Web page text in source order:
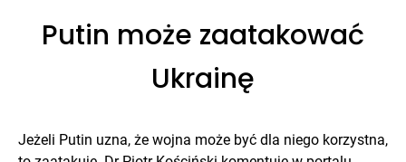
Putin może zaatakować
Ukrainę
Jeżeli Putin uzna, że wojna może być dla niego korzystna,